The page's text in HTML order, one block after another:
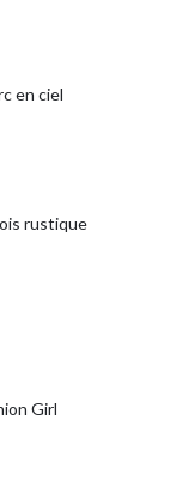
en ciel
rustique
Girl